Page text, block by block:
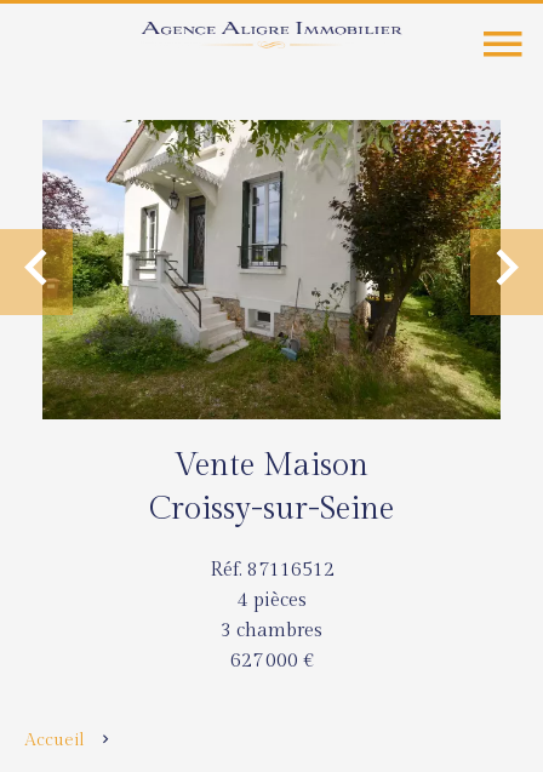
Vente Maison
Croissy-sur-Seine
Réf. 87116512
4 pièces
3 chambres
627 000 €
Accueil